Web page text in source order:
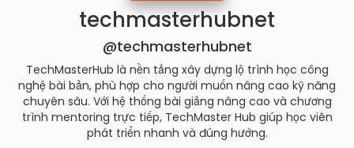
techmasterhubnet
@techmasterhubnet
TechMasterHub là nền tảng xây dựng lộ trình học công
nghệ bài bản, phù hợp cho người muốn nâng cao kỹ năng
chuyên sâu. Với hệ thống bài giảng nâng cao và chương
trình mentoring trực tiếp, TechMaster Hub giúp học viên
phát triển nhanh và đúng hướng.